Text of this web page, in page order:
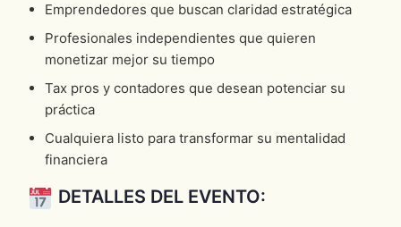
Emprendedores que buscan claridad estratégica
Profesionales independientes que quieren
monetizar mejor su tiempo
Tax pros y contadores que desean potenciar su
práctica
Cualquiera listo para transformar su mentalidad
financiera
DETALLES DEL EVENTO: